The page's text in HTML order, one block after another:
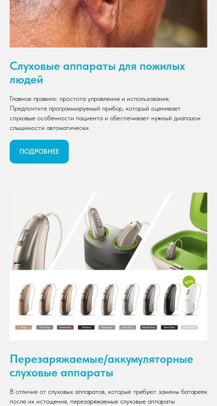
Слуховые аппараты для пожилых
людей
Главное правило: простота управления и использования.
Предпочтите программируемый прибор, который оценивает
слуховые особенности пациента и обеспечивает нужный диапазон
слышимости автоматически.
ПОДРОБНЕЕ
Перезаряжаемые/аккумуляторные
слуховые аппараты
В отличие от слуховых аппаратов, которые требуют замены батареек
после их истощения, перезаряжаемые слуховые аппараты